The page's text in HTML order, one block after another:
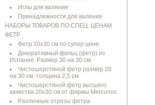
Иглы для валяния
Принадлежности для валяния
НАБОРЫ ТОВАРОВ ПО СПЕЦ. ЦЕНАМ
ФЕТР
Фетр 20х30 см по супер цене
Декоративный фильц (фетр) из
Испании. Размер 30 на 30 см.
Чистошерстяной фетр размер 20
на 30 см. толщина 2,5 см
Чистошерстяной фетр высшего
качества 20х30 см от фирмы Mercurios
Различные отрезы фетра